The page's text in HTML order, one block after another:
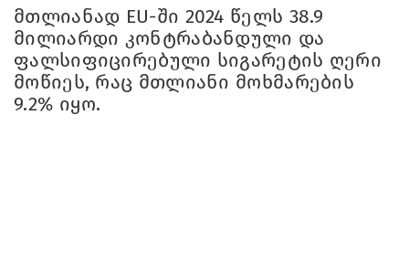
მთლიანად EU-ში 2024 წელს 38.9
მილიარდი კონტრაბანდული და
ფალსიფიცირებული სიგარეტის ღერი
მოწიეს, რაც მთლიანი მოხმარების
9.2% იყო.